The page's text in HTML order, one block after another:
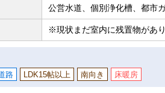
公営水道、個別浄化槽、都市
※現状まだ室内に残置物があ
路 LDK15帖以上 南向き 床暖房